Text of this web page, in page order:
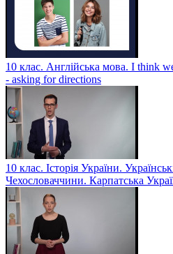
10 клас. Англійська мова. I think
- asking for directions
10 клас. Історія України.
Чехословаччини. Карпатська